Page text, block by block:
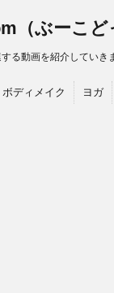
（ぶーこど
る動画を紹介していき
ボディメイク ヨガ